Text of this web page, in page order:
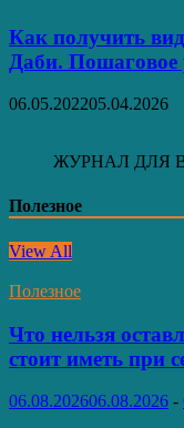
Как получить
Даби. Пошаговое
06.05.202205.04.2026
ЖУРНАЛ ДЛЯ
Полезное
View All
Полезное
Что нельзя
стоит иметь при
06.08.202606.08.2026 -